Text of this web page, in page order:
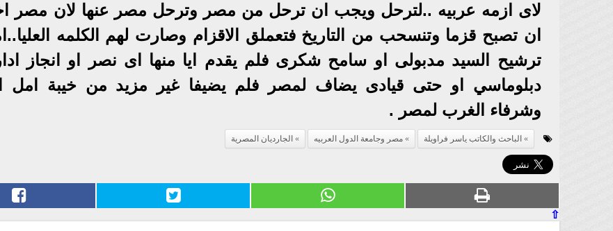
لاى ازمه عربيه ..لترحل ويجب ان ترحل من مصر وترحل مصر عنها لان مصر
ان تصبح قزما وتنسحب من التاريخ فتعملق الاقزام وصارت لهم الكلمه
ترشيح السيد مدبولى او سامح شكرى فلم يقدم ايا منها اى نصر او انجاز
دبلوماسي او حتى قيادى يضاف لمصر فلم يضيفا غير مزيد من خيبة امل
وشرفاء الغرب لمصر .
الباحث والكاتب ياسر فراويلة مصر وجامعة الدول العربيه الجارديان المصرية
⇧